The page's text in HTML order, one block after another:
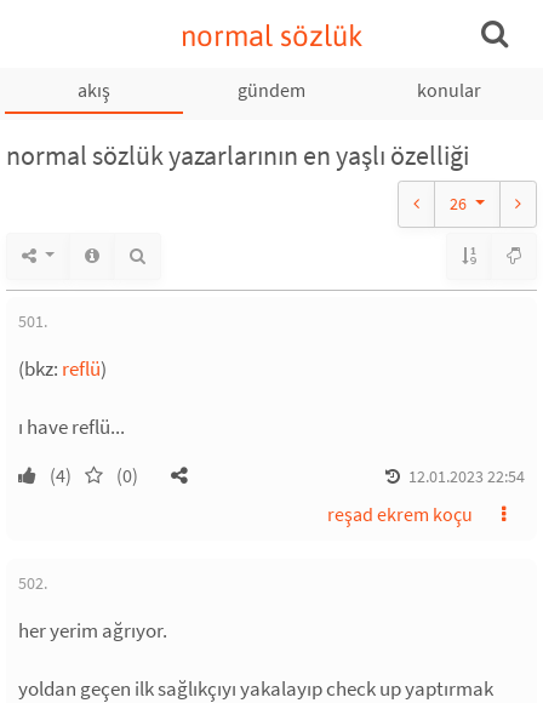
normal sözlük
akış gündem konular
normal sözlük yazarlarının en yaşlı özelliği
26
501.
(bkz: reflü)
ı have reflü...
(4) (0) 12.01.2023 22:54
reşad ekrem koçu
502.
her yerim ağrıyor.
yoldan geçen ilk sağlıkçıyı yakalayıp check up yaptırmak